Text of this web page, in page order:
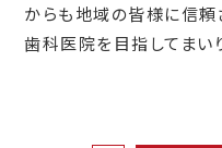
からも地域の皆様に信頼
歯科医院を目指してまい